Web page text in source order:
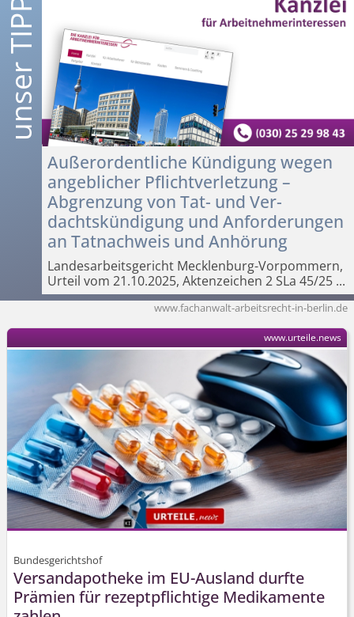
Außerordentliche Kündigung wegen
angeblicher Pflichtverletzung –
Abgrenzung von Tat- und Ver-
dachtskündigung und Anforderungen
an Tatnachweis und Anhörung
Landesarbeits­gericht Mecklenburg-Vorpommern,
Urteil vom 21.10.2025, Aktenzeichen 2 SLa 45/25...
www.fachanwalt-arbeitsrecht-in-berlin.de
Bundesgerichtshof
Versandapotheke im EU-Ausland durfte
Prämien für rezeptpflichtige Medikamente
www.urteile.news